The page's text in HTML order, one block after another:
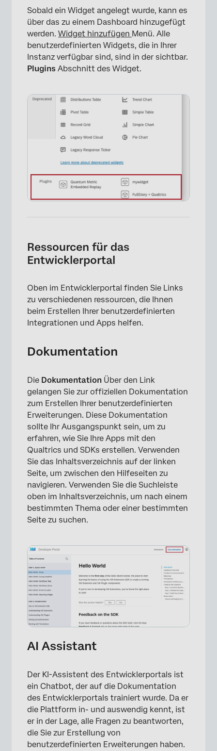
Sobald ein Widget angelegt wurde, kann es
über das zu einem Dashboard hinzugefügt
werden. Widget hinzufügen Menü. Alle
benutzerdefinierten Widgets, die in Ihrer
Instanz verfügbar sind, sind in der sichtbar.
Plugins Abschnitt des Widget.
×
Ressourcen für das
Entwicklerportal
Oben im Entwicklerportal finden Sie Links
zu verschiedenen ressourcen, die Ihnen
beim Erstellen Ihrer benutzerdefinierten
Integrationen und Apps helfen.
Dokumentation
Die Dokumentation Über den Link
gelangen Sie zur offiziellen Dokumentation
zum Erstellen Ihrer benutzerdefinierten
Erweiterungen. Diese Dokumentation
sollte Ihr Ausgangspunkt sein, um zu
erfahren, wie Sie Ihre Apps mit den
Qualtrics und SDKs erstellen. Verwenden
Sie das Inhaltsverzeichnis auf der linken
Seite, um zwischen den Hilfeseiten zu
navigieren. Verwenden Sie die Suchleiste
oben im Inhaltsverzeichnis, um nach einem
bestimmten Thema oder einer bestimmten
Seite zu suchen.
AI Assistant
Der KI-Assistent des Entwicklerportals ist
ein Chatbot, der auf die Dokumentation
des Entwicklerportals trainiert wurde. Da er
die Plattform in- und auswendig kennt, ist
er in der Lage, alle Fragen zu beantworten,
die Sie zur Erstellung von
benutzerdefinierten Erweiterungen haben.